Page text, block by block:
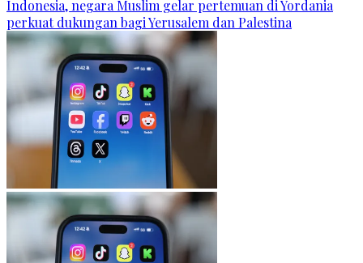
Indonesia, negara Muslim gelar pertemuan di Yordania
perkuat dukungan bagi Yerusalem dan Palestina